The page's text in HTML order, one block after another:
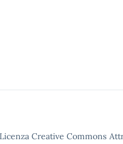
Creative Commons